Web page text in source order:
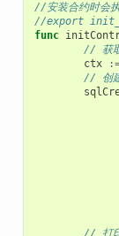
//安装合约时会
//export
func
// 获取
ctx
// 创
// 打